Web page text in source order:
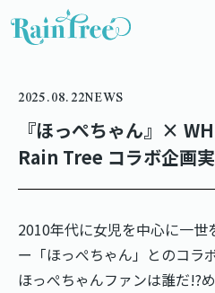
2025.08.22NEWS
『ほっぺちゃん』×
Rain Tree コラボ企画実
2010年代に女児を中心に一世
ー「ほっぺちゃん」とのコラ
ほっぺちゃんファンは誰だ!?